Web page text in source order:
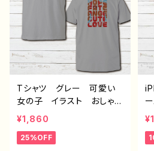
Tシャツ グレー 可愛い
女の子 イラスト おしゃ
れ 後ろ姿 レディース
メンズ 綺麗 セクシー
個性的 おすすめ イラス
¥1,860
25%OFF